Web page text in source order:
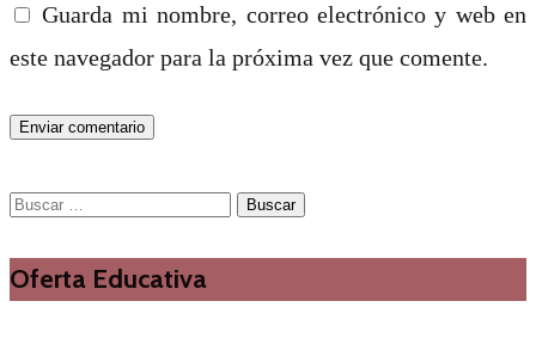
Guarda mi nombre, correo electrónico y web en
este navegador para la próxima vez que comente.
Buscar:
Oferta Educativa